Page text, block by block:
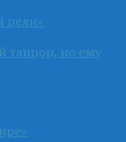
цели»
танцор, но ему